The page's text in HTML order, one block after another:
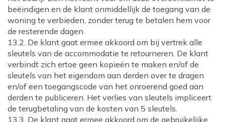
beëindigen en de klant onmiddellijk de toegang van de
woning te verbieden, zonder terug te betalen hem voor
de resterende dagen.
13.2. De klant gaat ermee akkoord om bij vertrek alle
sleutels van de accommodatie te retourneren. De klant
verbindt zich ertoe geen kopieën te maken en/of de
sleutels van het eigendom aan derden over te dragen
en/of een toegangscode van het onroerend goed aan
derden te publiceren. Het verlies van sleutels impliceert
de terugbetaling van de kosten van 5 sleutels.
13.3. De klant gaat ermee akkoord om de gebruikelijke